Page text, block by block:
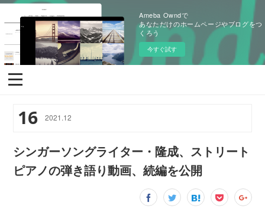
Ameba Owndで
あなただけのホームページやブログをつ
くろう
今すぐ試す
16 2021 .12
シンガーソングライター・隆成、ストリート
ピアノの弾き語り動画、続編を公開